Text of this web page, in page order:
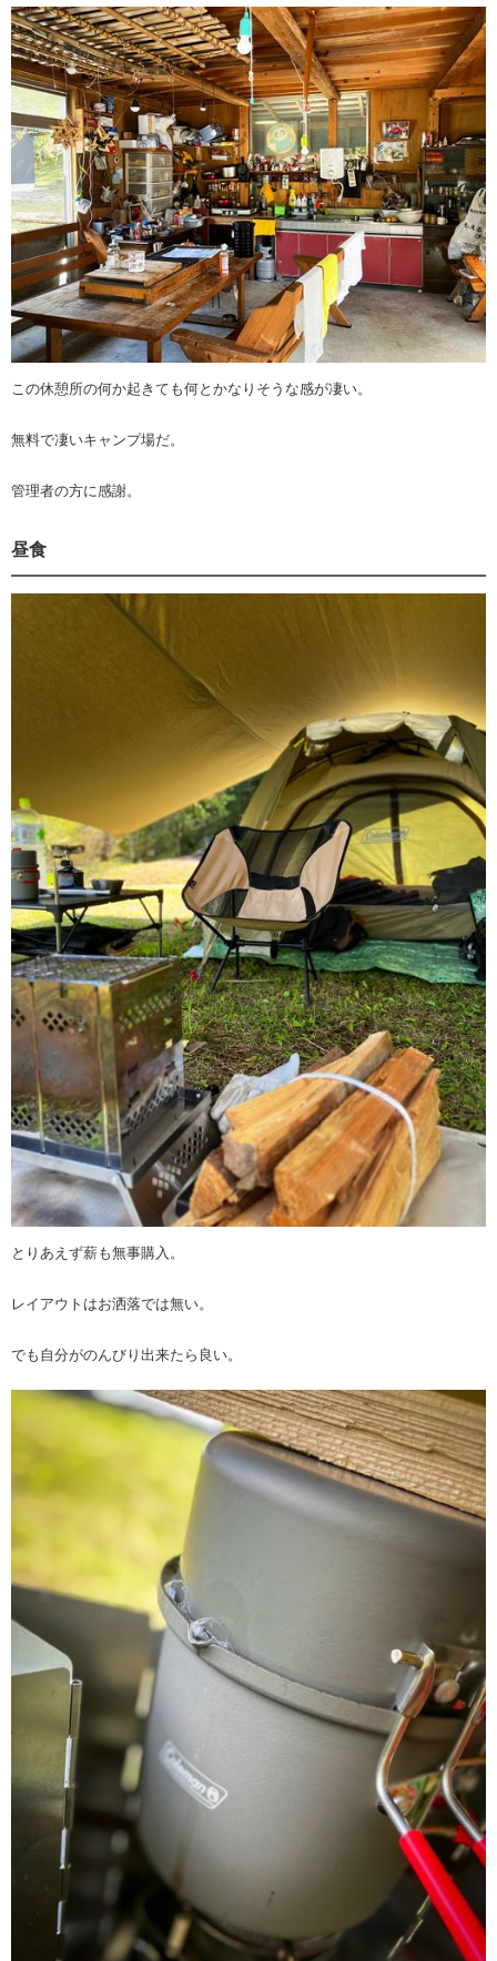
この休憩所の何か起きても何とかなりそうな感が凄い。
無料で凄いキャンプ場だ。
管理者の方に感謝。
昼食
とりあえず薪も無事購入。
レイアウトはお洒落では無い。
でも自分がのんびり出来たら良い。